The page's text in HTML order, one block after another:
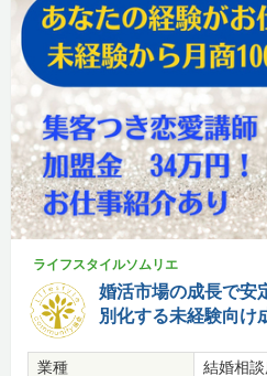
ライフスタイルソムリエ
婚活市場の成長で安
別化する未経験向け
業種
結婚相